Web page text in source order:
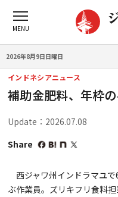
2026年8月9日日曜日
インドネシアニュース
補助金肥料、年枠
Update：2026.07.08
Share
西ジャワ州インドラマユ
ぶ作業員。ズリキフリ食料